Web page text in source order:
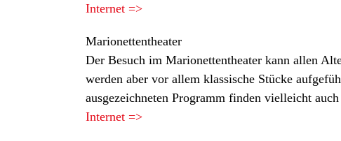
Internet =>
Marionettentheater
Der Besuch im Marionettentheater kann allen
werden aber vor allem klassische Stücke
ausgezeichneten Programm finden vielleicht
Internet =>